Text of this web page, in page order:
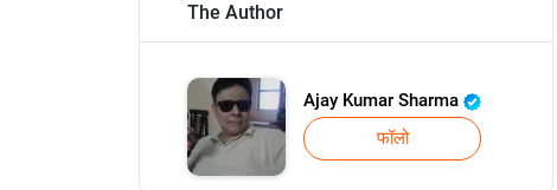
The Author
Ajay Kumar Sharma
फॉलो